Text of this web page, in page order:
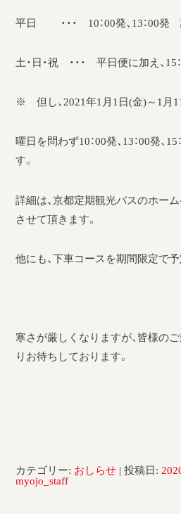
平日 ・・・ 10：00発、13：00発
土・日・祝 ・・・ 平日便に加え、
※ 但し、2021年1月1日(金)～1月
曜日を問わず10：00発、13：00発、
す。
詳細は、京都定期観光バスのホー
させて頂きます。
他にも、下車コースを期間限定で予
寒さが厳しくなりますが、皆様の
りお待ちしております。
カテゴリー: おしらせ | 投稿日:
myojo_staff